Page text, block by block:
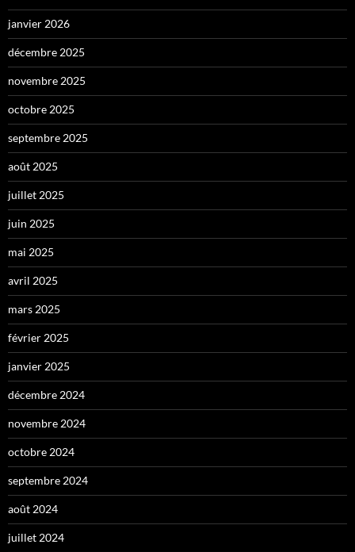
janvier 2026
décembre 2025
novembre 2025
octobre 2025
septembre 2025
août 2025
juillet 2025
juin 2025
mai 2025
avril 2025
mars 2025
février 2025
janvier 2025
décembre 2024
novembre 2024
octobre 2024
septembre 2024
août 2024
juillet 2024